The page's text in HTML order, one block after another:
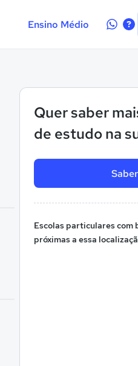
Ensino Médio
Quer saber
de estudo na
Escolas particulares com
próximas a essa